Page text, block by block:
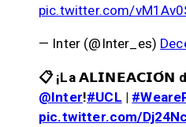
pic.twitter.com/
— Inter (@Inter_es)
📋 ¡La 𝗔𝗟𝗜𝗡𝗘𝗔𝗖𝗜𝗢́𝗡
@Inter!#UCL |
pic.twitter.com/